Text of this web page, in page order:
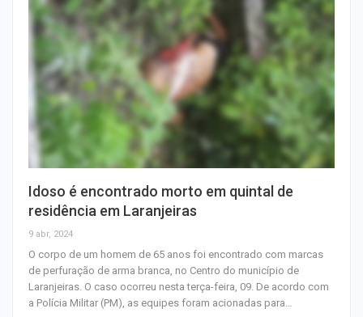
Idoso é encontrado morto em quintal de
residência em Laranjeiras
9 abr, 2024
O corpo de um homem de 65 anos foi encontrado com marcas
de perfuração de arma branca, no Centro do município de
Laranjeiras. O caso ocorreu nesta terça-feira, 09. De acordo com
a Polícia Militar (PM), as equipes foram acionadas para…